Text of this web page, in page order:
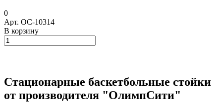
0
Арт. ОС-10314
В корзину
Стационарные баскетбольные стойки
от производителя "ОлимпСити"